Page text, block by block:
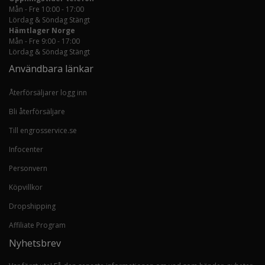
Mån - Fre 10:00 - 17:00
Lördag & Söndag Stängt
Hämtlager Norge
Mån - Fre 9:00 - 17:00
Lördag & Söndag Stängt
Användbara länkar
Återförsäljarer logg inn
Bli återförsäljare
Till engrosservice.se
Infocenter
Personvern
Köpvillkor
Dropshipping
Affiliate Program
Nyhetsbrev